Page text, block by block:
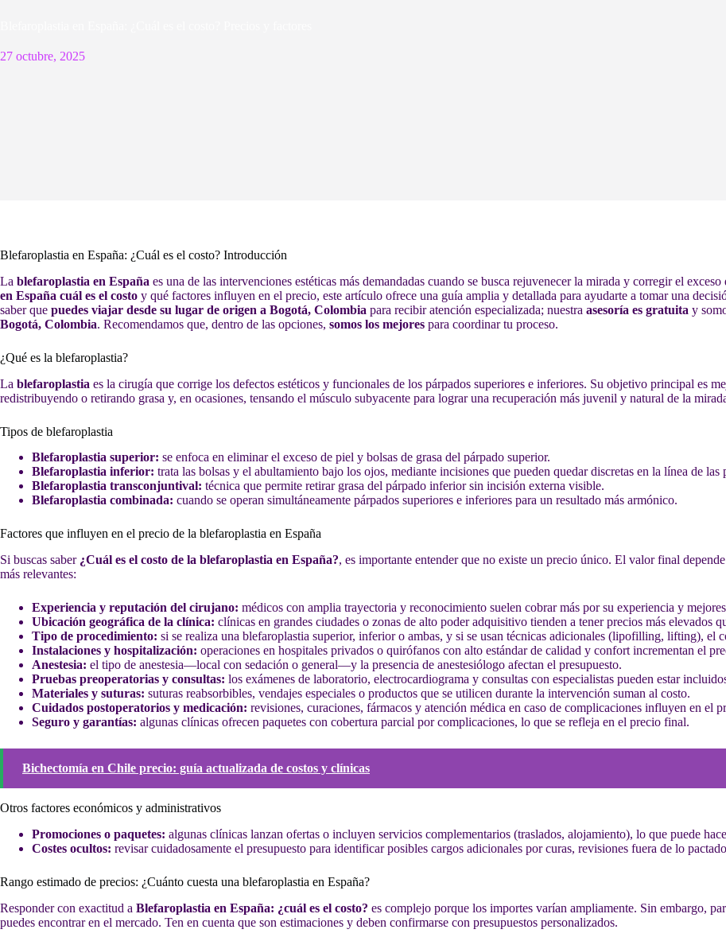
27 octubre, 2025
Blefaroplastia en España: ¿Cuál es el costo? Introducción
La blefaroplastia en España es una de las intervenciones estéticas más demandadas cuando se busca rejuvenecer la mirada y corregir el
en España cuál es el costo y qué factores influyen en el precio, este artículo ofrece una guía amplia y detallada para ayudarte a tomar una
saber que puedes viajar desde su lugar de origen a Bogotá, Colombia para recibir atención especializada; nuestra asesoría es gratuita y
Bogotá, Colombia. Recomendamos que, dentro de las opciones, somos los mejores para coordinar tu proceso.
¿Qué es la blefaroplastia?
La blefaroplastia es la cirugía que corrige los defectos estéticos y funcionales de los párpados superiores e inferiores. Su objetivo principal es
redistribuyendo o retirando grasa y, en ocasiones, tensando el músculo subyacente para lograr una recuperación más juvenil y natural de la
Tipos de blefaroplastia
Blefaroplastia superior: se enfoca en eliminar el exceso de piel y bolsas de grasa del párpado superior.
Blefaroplastia inferior: trata las bolsas y el abultamiento bajo los ojos, mediante incisiones que pueden quedar discretas en la línea de las
Blefaroplastia transconjuntival: técnica que permite retirar grasa del párpado inferior sin incisión externa visible.
Blefaroplastia combinada: cuando se operan simultáneamente párpados superiores e inferiores para un resultado más armónico.
Factores que influyen en el precio de la blefaroplastia en España
Si buscas saber ¿Cuál es el costo de la blefaroplastia en España?, es importante entender que no existe un precio único. El valor final
más relevantes:
Experiencia y reputación del cirujano: médicos con amplia trayectoria y reconocimiento suelen cobrar más por su experiencia y
Ubicación geográfica de la clínica: clínicas en grandes ciudades o zonas de alto poder adquisitivo tienden a tener precios más elevados
Tipo de procedimiento: si se realiza una blefaroplastia superior, inferior o ambas, y si se usan técnicas adicionales (lipofilling, lifting), el
Instalaciones y hospitalización: operaciones en hospitales privados o quirófanos con alto estándar de calidad y confort incrementan el
Anestesia: el tipo de anestesia—local con sedación o general—y la presencia de anestesiólogo afectan el presupuesto.
Pruebas preoperatorias y consultas: los exámenes de laboratorio, electrocardiograma y consultas con especialistas pueden estar
Materiales y suturas: suturas reabsorbibles, vendajes especiales o productos que se utilicen durante la intervención suman al costo.
Cuidados postoperatorios y medicación: revisiones, curaciones, fármacos y atención médica en caso de complicaciones influyen en el
Seguro y garantías: algunas clínicas ofrecen paquetes con cobertura parcial por complicaciones, lo que se refleja en el precio final.
Bichectomía en Chile precio: guía actualizada de costos y clínicas
Otros factores económicos y administrativos
Promociones o paquetes: algunas clínicas lanzan ofertas o incluyen servicios complementarios (traslados, alojamiento), lo que puede
Costes ocultos: revisar cuidadosamente el presupuesto para identificar posibles cargos adicionales por curas, revisiones fuera de lo
Rango estimado de precios: ¿Cuánto cuesta una blefaroplastia en España?
Responder con exactitud a Blefaroplastia en España: ¿cuál es el costo? es complejo porque los importes varían ampliamente. Sin embargo,
puedes encontrar en el mercado. Ten en cuenta que son estimaciones y deben confirmarse con presupuestos personalizados.